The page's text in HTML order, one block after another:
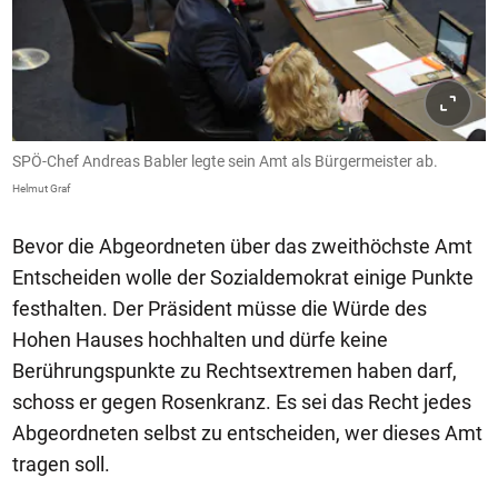
SPÖ-Chef Andreas Babler legte sein Amt als Bürgermeister ab.
Helmut Graf
Bevor die Abgeordneten über das zweithöchste Amt
Entscheiden wolle der Sozialdemokrat einige Punkte
festhalten. Der Präsident müsse die Würde des
Hohen Hauses hochhalten und dürfe keine
Berührungspunkte zu Rechtsextremen haben darf,
schoss er gegen Rosenkranz. Es sei das Recht jedes
Abgeordneten selbst zu entscheiden, wer dieses Amt
tragen soll.